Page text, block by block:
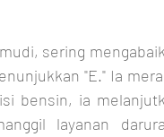
sering
"E." Ia
bensin, ia
layanan